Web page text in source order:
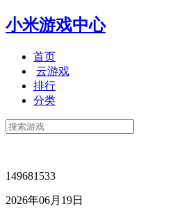
小米游戏中心
首页
云游戏
排行
分类
149681533
2026年06月19日